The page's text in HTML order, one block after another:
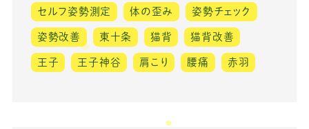
セルフ姿勢測定 体の歪み 姿勢チェック
姿勢改善 東十条 猫背 猫背改善
王子 王子神谷 肩こり 腰痛 赤羽